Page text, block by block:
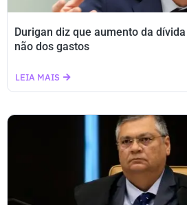
Durigan diz que aumento da
não dos gastos
LEIA MAIS